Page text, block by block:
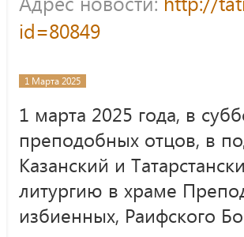
id=80849
1 Марта 2025
1 марта 2025 года, в
преподобных отцов, в
Казанский и
литургию в храме
избиенных, Раифского